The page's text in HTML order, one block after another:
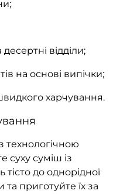
відділи;
на основі випічки;
харчування.
технологічною
суху суміш із
тісто до однорідної
приготуйте їх за